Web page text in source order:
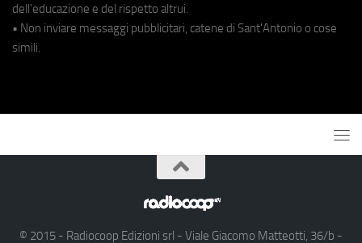
dell'educazione e del rispetto altrui.
• Non inviare messaggi pubblicitari, catene di Sant'Antonio o cose
simili.
© 2015 - Radiocoop Edizioni srl - Viale Giacomo Matteotti, 36/b -